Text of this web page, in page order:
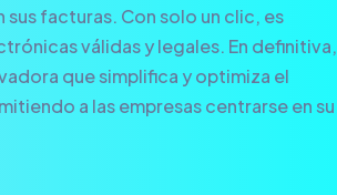
facturas. Con solo un clic, es
válidas y legales. En definitiva,
que simplifica y optimiza el
a las empresas centrarse en su